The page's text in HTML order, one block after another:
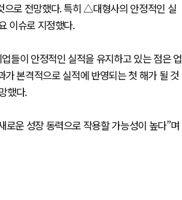
으로 전망했다. 특히 △대형사의 안정적인 실
이슈로 지정했다.
들이 안정적인 실적을 유지하고 있는 점은 업
본격적으로 실적에 반영되는 첫 해가 될 것
했다.
운 성장 동력으로 작용할 가능성이 높다”며